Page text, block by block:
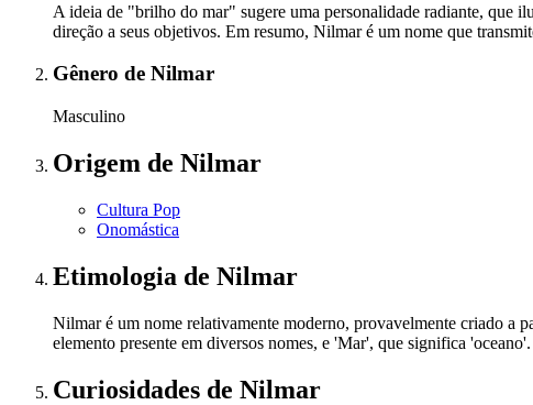
A ideia de "brilho do mar" sugere uma personalidade radiante, que
direção a seus objetivos. Em resumo, Nilmar é um nome que
Gênero de Nilmar
Masculino
Origem de Nilmar
Cultura Pop
Onomástica
Etimologia de Nilmar
Nilmar é um nome relativamente moderno, provavelmente criado a
elemento presente em diversos nomes, e 'Mar', que significa
Curiosidades de Nilmar